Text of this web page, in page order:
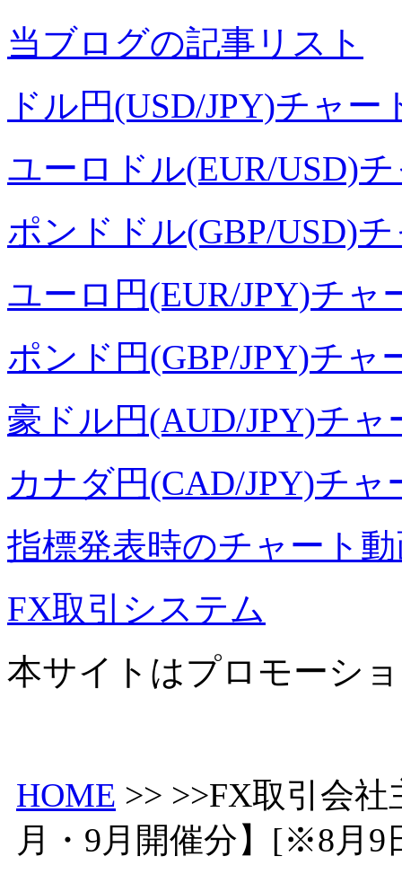
当ブログの記事リスト
ドル円(USD/JPY)チャー
ユーロドル(EUR/USD)
ポンドドル(GBP/USD)
ユーロ円(EUR/JPY)チャ
ポンド円(GBP/JPY)チャ
豪ドル円(AUD/JPY)チャ
カナダ円(CAD/JPY)チャ
指標発表時のチャート
FX取引システム
本サイトはプロモーシ
HOME >> >>FX取引会
月・9月開催分】[※8月9